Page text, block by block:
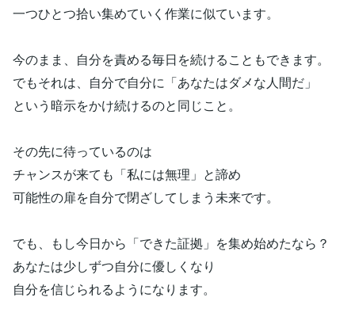
一つひとつ拾い集めていく作業に似ています。
今のまま、自分を責める毎日を続けることもできます。
でもそれは、自分で自分に「あなたはダメな人間だ」
という暗示をかけ続けるのと同じこと。
その先に待っているのは
チャンスが来ても「私には無理」と諦め
可能性の扉を自分で閉ざしてしまう未来です。
でも、もし今日から「できた証拠」を集め始めたなら？
あなたは少しずつ自分に優しくなり
自分を信じられるようになります。